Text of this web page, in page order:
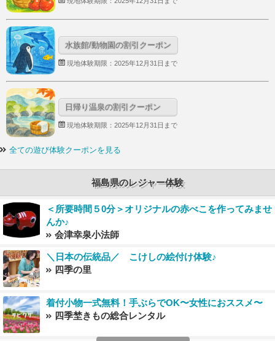
水族館/動物園の割引クーポン
現地体験期限：2025年12月31日まで
日帰り温泉の割引クーポン
現地体験期限：2025年12月31日まで
全ての遊び体験クーポンを見る
福島県のレジャー体験
＜所要時間５0分＞オリジナルの赤べこを作ってみませ
んか♪
会津幸泉小法師
＼日本の伝統品／ こけしの絵付け体験♪
四季の里
着付小物一式無料！手ぶらでOK〜女性におススメ〜
四季埜きもの総合レンタル